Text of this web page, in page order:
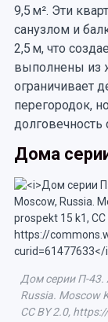
9,5 м². Эти
санузлом и
2,5 м, что
выполнены из
ограничивает
перегородок,
долговечность
Дома
Дом серии П-43.
Russia. Moscow
CC BY 2.0,